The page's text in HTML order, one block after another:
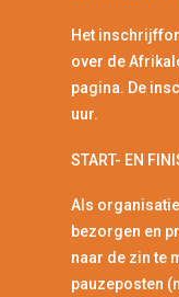
Het
over de
pagina. De
uur.
START- EN
Als
bezorgen en
naar de zin te
pauzeposten